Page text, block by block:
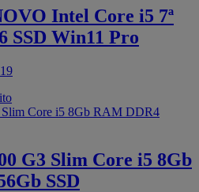
Intel Core i5 7ª
SSD Win11 Pro
G3 Slim Core i5 8Gb
SSD